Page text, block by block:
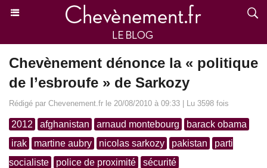
Chevènement dénonce la « politique
de l’esbroufe » de Sarkozy
Rédigé par Chevenement.fr le 20/08/2010 à 09:33 | Lu 3598 fois
2012 afghanistan arnaud montebourg
barack obama
irak
martine aubry nicolas sarkozy pakistan
parti
socialiste
police de proximité sécurité